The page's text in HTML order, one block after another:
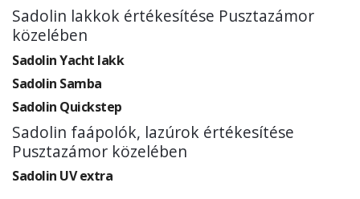
Sadolin lakkok értékesítése Pusztazámor
közelében
Sadolin Yacht lakk
Sadolin Samba
Sadolin Quickstep
Sadolin faápolók, lazúrok értékesítése
Pusztazámor közelében
Sadolin UV extra